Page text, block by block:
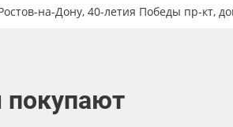
на-Дону, 40-летия Победы пр-кт,
покупают